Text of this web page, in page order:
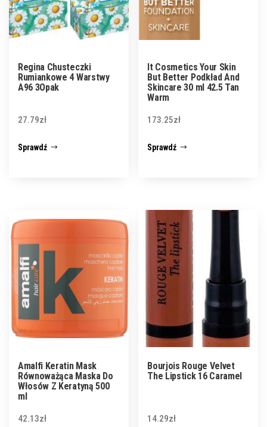
Regina Chusteczki
Rumiankowe 4 Warstwy
A96 3Opak
27.79zł
Sprawdź
It Cosmetics Your Skin
But Better Podkład And
Skincare 30 ml 42.5 Tan
Warm
173.25zł
Sprawdź
Amalfi Keratin Mask
Równoważąca Maska ​​Do
Włosów Z Keratyną 500
ml
42.13zł
Bourjois Rouge Velvet
The Lipstick 16 Caramel
14.29zł